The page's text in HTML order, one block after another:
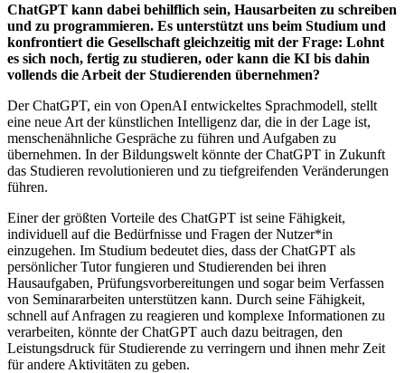
ChatGPT kann dabei behilflich sein, Hausarbeiten zu schreiben
und zu programmieren. Es unterstützt uns beim Studium und
konfrontiert die Gesellschaft gleichzeitig mit der Frage: Lohnt
es sich noch, fertig zu studieren, oder kann die KI bis dahin
vollends die Arbeit der Studierenden übernehmen?
Der ChatGPT, ein von OpenAI entwickeltes Sprachmodell, stellt
eine neue Art der künstlichen Intelligenz dar, die in der Lage ist,
menschenähnliche Gespräche zu führen und Aufgaben zu
übernehmen. In der Bildungswelt könnte der ChatGPT in Zukunft
das Studieren revolutionieren und zu tiefgreifenden Veränderungen
führen.
Einer der größten Vorteile des ChatGPT ist seine Fähigkeit,
individuell auf die Bedürfnisse und Fragen der Nutzer*in
einzugehen. Im Studium bedeutet dies, dass der ChatGPT als
persönlicher Tutor fungieren und Studierenden bei ihren
Hausaufgaben, Prüfungsvorbereitungen und sogar beim Verfassen
von Seminararbeiten unterstützen kann. Durch seine Fähigkeit,
schnell auf Anfragen zu reagieren und komplexe Informationen zu
verarbeiten, könnte der ChatGPT auch dazu beitragen, den
Leistungsdruck für Studierende zu verringern und ihnen mehr Zeit
für andere Aktivitäten zu geben.